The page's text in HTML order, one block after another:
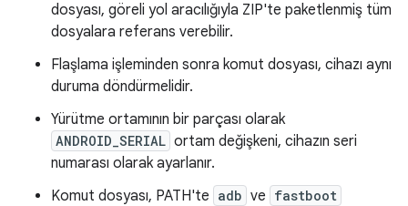
dosyası, göreli yol aracılığıyla ZIP'te paketlenmiş tüm
dosyalara referans verebilir.
Flaşlama işleminden sonra komut dosyası, cihazı aynı
duruma döndürmelidir.
Yürütme ortamının bir parçası olarak
ANDROID_SERIAL ortam değişkeni, cihazın seri
numarası olarak ayarlanır.
Komut dosyası, PATH'te adb ve fastboot